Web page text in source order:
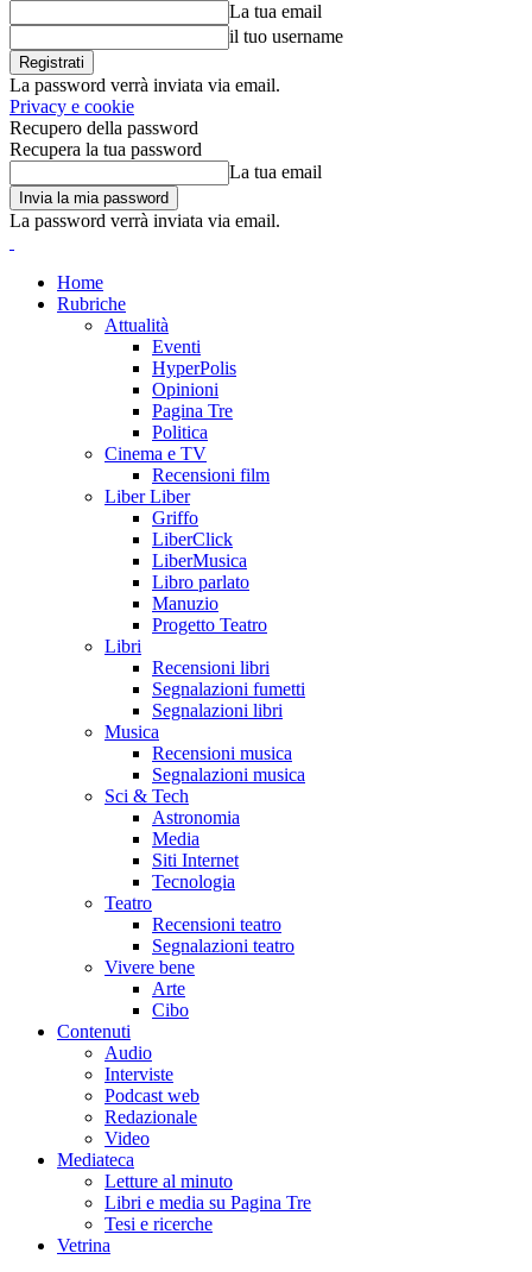
La tua email
il tuo username
La password verrà inviata via email.
Privacy e cookie
Recupero della password
Recupera la tua password
La tua email
La password verrà inviata via email.
Home
Rubriche
Attualità
Eventi
HyperPolis
Opinioni
Pagina Tre
Politica
Cinema e TV
Recensioni film
Liber Liber
Griffo
LiberClick
LiberMusica
Libro parlato
Manuzio
Progetto Teatro
Libri
Recensioni libri
Segnalazioni fumetti
Segnalazioni libri
Musica
Recensioni musica
Segnalazioni musica
Sci & Tech
Astronomia
Media
Siti Internet
Tecnologia
Teatro
Recensioni teatro
Segnalazioni teatro
Vivere bene
Arte
Cibo
Contenuti
Audio
Interviste
Podcast web
Redazionale
Video
Mediateca
Letture al minuto
Libri e media su Pagina Tre
Tesi e ricerche
Vetrina